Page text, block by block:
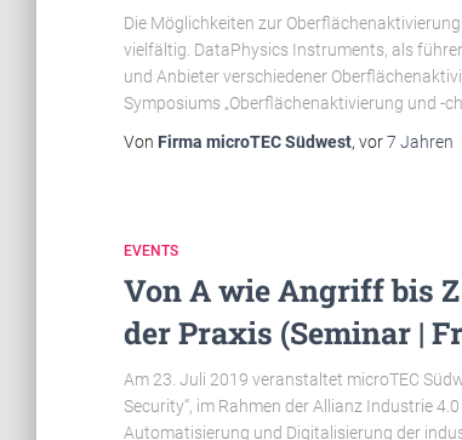
Die Möglichkeiten zur
vielfältig. DataPhysics Instruments, als
und Anbieter verschiedener
Symposiums „Oberflächenaktivierung und -
Von Firma microTEC Südwest, vor7 Jahren
EVENTS
Von A wie Angriff bis
der Praxis (Seminar |
Am 23. Juli 2019 veranstaltet microTEC
Security“, im Rahmen der Allianz Industrie
Automatisierung und Digitalisierung der